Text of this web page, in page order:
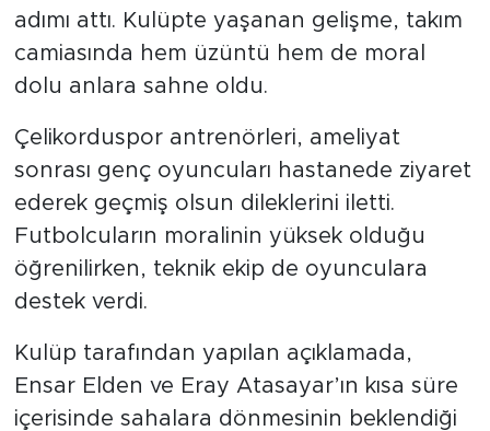
adımı attı. Kulüpte yaşanan gelişme, takım
camiasında hem üzüntü hem de moral
dolu anlara sahne oldu.
Çelikorduspor antrenörleri, ameliyat
sonrası genç oyuncuları hastanede ziyaret
ederek geçmiş olsun dileklerini iletti.
Futbolcuların moralinin yüksek olduğu
öğrenilirken, teknik ekip de oyunculara
destek verdi.
Kulüp tarafından yapılan açıklamada,
Ensar Elden ve Eray Atasayar’ın kısa süre
içerisinde sahalara dönmesinin beklendiği